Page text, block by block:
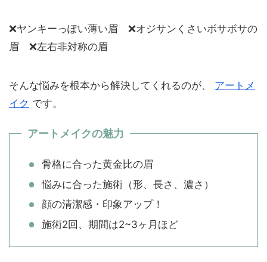
❌ヤンキーっぽい薄い眉 ❌オジサンくさいボサボサの
眉 ❌左右非対称の眉
そんな悩みを根本から解決してくれるのが、 アートメ
イク です。
アートメイクの魅力
骨格に合った黄金比の眉
悩みに合った施術（形、長さ、濃さ）
顔の清潔感・印象アップ！
施術2回、期間は2~3ヶ月ほど